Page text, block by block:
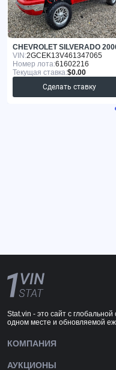
CHEVROLET SILVERADO
VIN:2GCEK13V461347065
Номер лота:61602216
Текущая ставка:$0.00
Сделать ставку
Stat.vin - это сайт с
одном месте и обновляемой
КОМПАНИЯ
АУКЦИОНЫ